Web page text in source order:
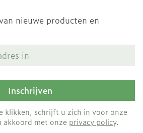
nieuwe producten en
Inschrijven
klikken, schrijft u zich in voor onze
akkoord met onze privacy policy.